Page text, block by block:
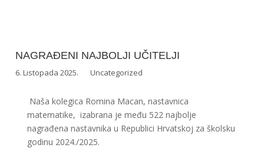
NAGRAĐENI NAJBOLJI UČITELJI
6. Listopada 2025. Uncategorized
Naša kolegica Romina Macan, nastavnica
matematike, izabrana je među 522 najbolje
nagrađena nastavnika u Republici Hrvatskoj za školsku
godinu 2024./2025.